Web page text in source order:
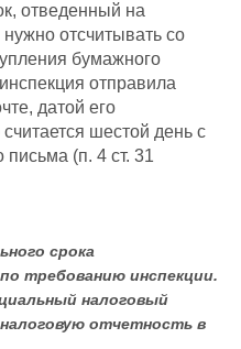
отведенный на
отсчитывать со
бумажного
отправила
датой его
шестой день с
письма (п. 4 ст. 31
срока
требованию инспекции.
налоговый
отчетность в